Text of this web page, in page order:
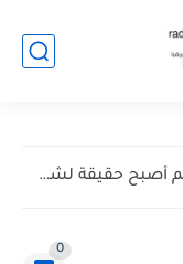
فرحات مهني: هذا حلم أصبح حقيقة لشعب القبائل بأكمله
0